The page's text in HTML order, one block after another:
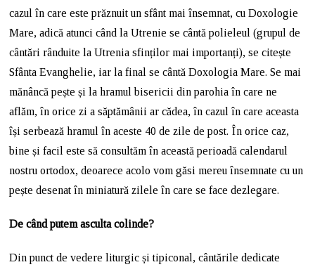
cazul în care este prăznuit un sfânt mai însemnat, cu Doxologie
Mare, adică atunci când la Utrenie se cântă polieleul (grupul de
cântări rânduite la Utrenia sfinților mai importanți), se citește
Sfânta Evanghelie, iar la final se cântă Doxologia Mare. Se mai
mănâncă pește și la hramul bisericii din parohia în care ne
aflăm, în orice zi a săptămânii ar cădea, în cazul în care aceasta
își serbează hramul în aceste 40 de zile de post. În orice caz,
bine și facil este să consultăm în această perioadă calendarul
nostru ortodox, deoarece acolo vom găsi mereu însemnate cu un
pește desenat în miniatură zilele în care se face dezlegare.
De când putem asculta colinde?
Din punct de vedere liturgic și tipiconal, cântările dedicate